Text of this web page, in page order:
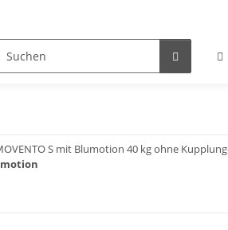
Auszugsysteme
S mit Blumotion 40 kg ohne